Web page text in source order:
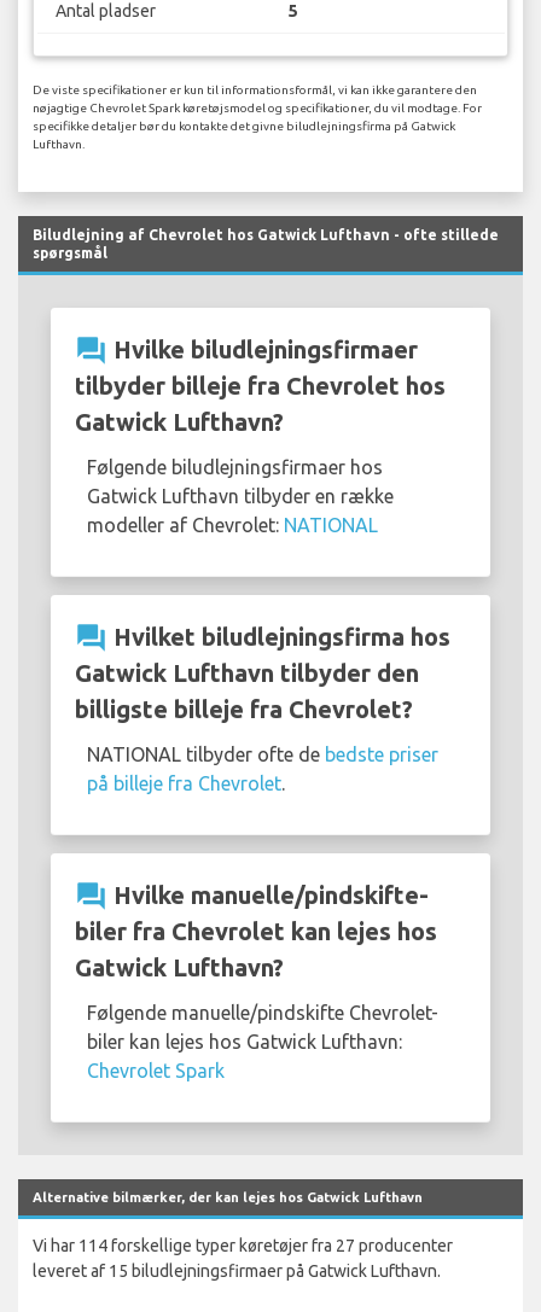
Antal pladser 5
De viste specifikationer er kun til informationsformål, vi kan ikke garantere den
nøjagtige Chevrolet Spark køretøjsmodel og specifikationer, du vil modtage. For
specifikke detaljer bør du kontakte det givne biludlejningsfirma på Gatwick
Lufthavn.
Biludlejning af Chevrolet hos Gatwick Lufthavn - ofte stillede
spørgsmål
question_answer Hvilke biludlejningsfirmaer
tilbyder billeje fra Chevrolet hos
Gatwick Lufthavn?
Følgende biludlejningsfirmaer hos
Gatwick Lufthavn tilbyder en række
modeller af Chevrolet: NATIONAL
question_answer Hvilket biludlejningsfirma hos
Gatwick Lufthavn tilbyder den
billigste billeje fra Chevrolet?
NATIONAL tilbyder ofte de bedste priser
på billeje fra Chevrolet
question_answer Hvilke manuelle/pindskifte-
biler fra Chevrolet kan lejes hos
Gatwick Lufthavn?
Følgende manuelle/pindskifte Chevrolet-
biler kan lejes hos Gatwick Lufthavn:
Chevrolet Spark
Alternative bilmærker, der kan lejes hos Gatwick Lufthavn
Vi har 114 forskellige typer køretøjer fra 27 producenter
leveret af 15 biludlejningsfirmaer på Gatwick Lufthavn.